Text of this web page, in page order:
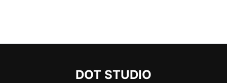
DOT STUDIO